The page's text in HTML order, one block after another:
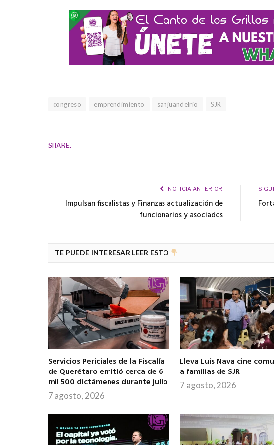
congreso emprendimiento sanjuandelrio SJR
SHARE.
NOTICIA ANTERIOR
Impulsan fiscalistas y Finanzas actualización de
funcionarios y asociados
TE PUEDE INTERESAR LEER ESTO
Servicios Periciales de la Fiscalía
de Querétaro emitió cerca de 6
mil 500 dictámenes durante julio
7 agosto, 2026
Lleva Luis Nava cine
a familias de SJR
7 agosto, 2026